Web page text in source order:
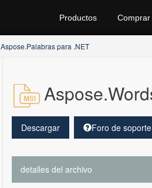
Productos Comprar
Aspose.Palabras para .NET
Descargar Foro de soporte
detalles del archivo